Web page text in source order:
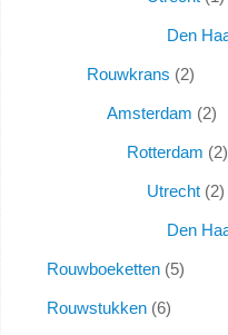
Den
Rouwkrans 2
Amsterdam 2
Rotterdam 2
Utrecht 2
Den
Rouwboeketten 5
Rouwstukken 6